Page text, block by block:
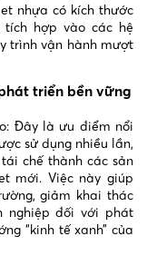
nhựa có kích thước
hợp vào các hệ
trình vận hành mượt
triển bền vững
Đây là ưu điểm nổi
sử dụng nhiều lần,
chế thành các sản
mới. Việc này giúp
giảm khai thác
nghiệp đối với phát
“kinh tế xanh” của